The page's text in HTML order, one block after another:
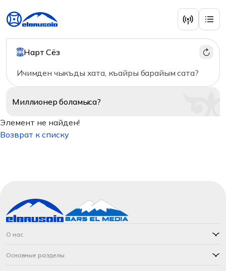
Нарт Сёз
Ичимден чыкъды хата, къайры барайым сата?
Миллионерболамыса?
Элемент не найден!
Возврат к списку
О нас
Основные разделы